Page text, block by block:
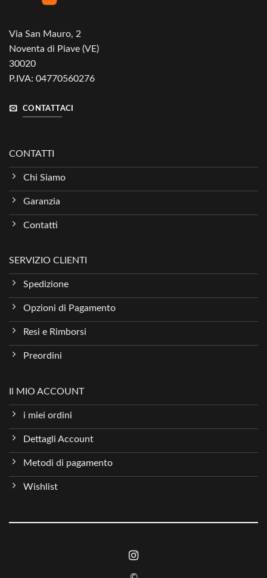
Via San Mauro, 2
Noventa di Piave (VE)
30020
P.IVA: 04770560276
CONTATTACI
CONTATTI
Chi Siamo
Garanzia
Contatti
SERVIZIO CLIENTI
Spedizione
Opzioni di Pagamento
Resi e Rimborsi
Preordini
Il MIO ACCOUNT
i miei ordini
Dettagli Account
Metodi di pagamento
Wishlist